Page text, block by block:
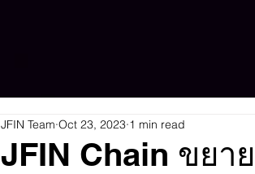
JFIN Chain ขยา
JFIN Team Oct 23, 2023 1 min read